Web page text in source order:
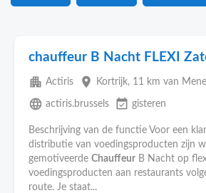
chauffeur B Nacht FLEXI
apartment Actiris place Kortrijk, 11 km van
language actiris.brussels event_available gisteren
Beschrijving van de functie Voor een
distributie van voedingsproducten zijn
gemotiveerde Chauffeur B Nacht op
voedingsproducten aan restaurants
route. Je staat...